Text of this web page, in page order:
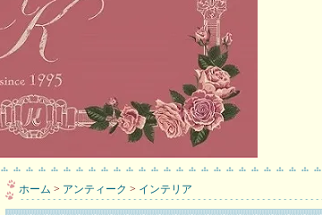
ホーム > アンティーク > インテリア